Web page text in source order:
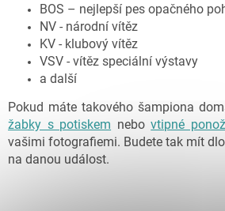
BOS – nejlepší pes opačného
NV - národní vítěz
KV - klubový vítěz
VSV - vítěz speciální výstavy
a další
Pokud máte takového šampiona
žabky s potiskem nebovtipné
vašimi fotografiemi. Budete tak mít
na danou událost.